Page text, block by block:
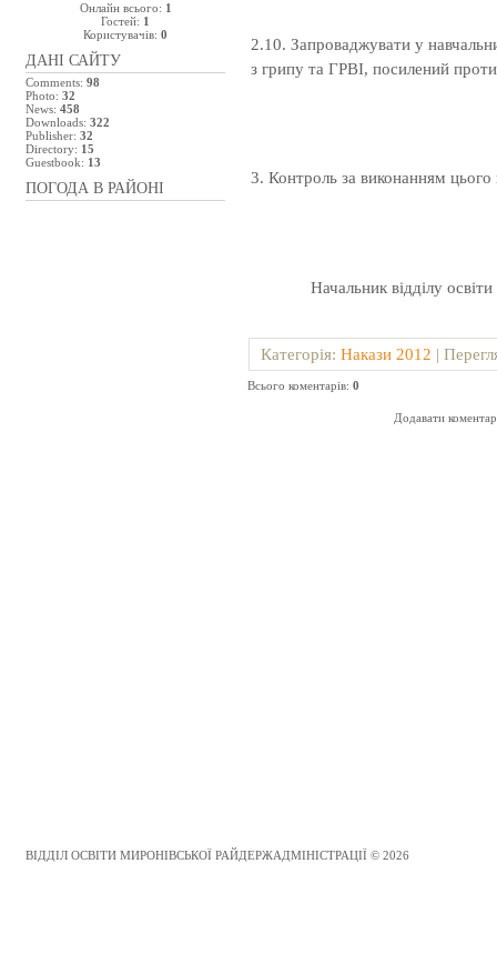
Онлайн всього: 1
Гостей: 1
Користувачів: 0
ДАНІ САЙТУ
Comments: 98
Photo: 32
News: 458
Downloads: 322
Publisher: 32
Directory: 15
Guestbook: 13
ПОГОДА В РАЙОНІ
2.10. Запроваджувати у
з грипу та ГРВІ, посилений
3. Контроль за виконанням
Начальник
Категорія: Накази 2012 |
Всього коментарів: 0
Додавати
ВІДДІЛ ОСВІТИ МИРОНІВСЬКОЇ РАЙДЕРЖАДМІНІСТРАЦІЇ © 2026